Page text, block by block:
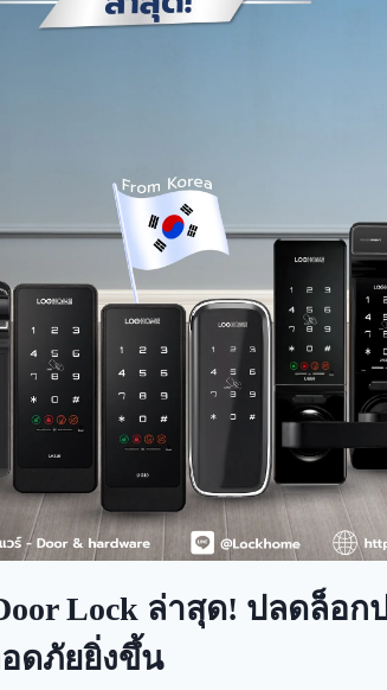
Lock ล่าสุด! ปลดล็อก
ดภัยยิ่งขึ้น